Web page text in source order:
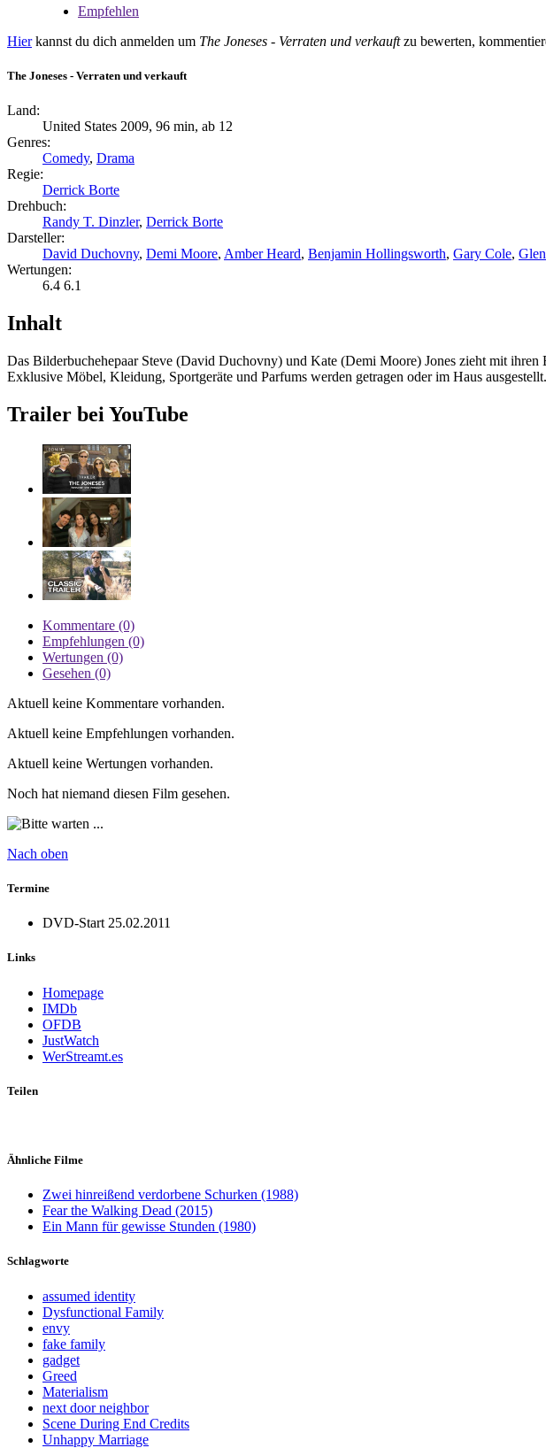
Empfehlen
Hierkannst du dich anmelden um The Joneses - Verraten und verkauftzu bewerten,
The Joneses - Verraten und verkauft
Land:
United States 2009, 96 min, ab 12
Genres:
Comedy, Drama
Regie:
Derrick Borte
Drehbuch:
Randy T. Dinzler, Derrick Borte
Darsteller:
David Duchovny, Demi Moore, Amber Heard, Benjamin Hollingsworth, Gary Cole,
Wertungen:
6.4 6.1
Inhalt
Das Bilderbuchehepaar Steve (David Duchovny) und Kate (Demi Moore) Jones zieht mit
Exklusive Möbel, Kleidung, Sportgeräte und Parfums werden getragen oder im Haus
Trailer bei YouTube
Kommentare (0)
Empfehlungen (0)
Wertungen (0)
Gesehen (0)
Aktuell keine Kommentare vorhanden.
Aktuell keine Empfehlungen vorhanden.
Aktuell keine Wertungen vorhanden.
Noch hat niemand diesen Film gesehen.
Nach oben
Termine
DVD-Start 25.02.2011
Links
Homepage
IMDb
OFDB
JustWatch
WerStreamt.es
Teilen
Ähnliche Filme
Zwei hinreißend verdorbene Schurken (1988)
Fear the Walking Dead (2015)
Ein Mann für gewisse Stunden (1980)
Schlagworte
assumed identity
Dysfunctional Family
envy
fake family
gadget
Greed
Materialism
next door neighbor
Scene During End Credits
Unhappy Marriage